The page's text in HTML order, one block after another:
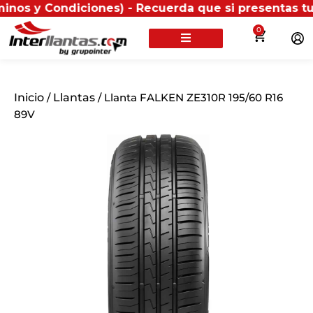
- Recuerda que si presentas tu
0
Inicio / Llantas / Llanta FALKEN ZE310R 195/60 R16
89V